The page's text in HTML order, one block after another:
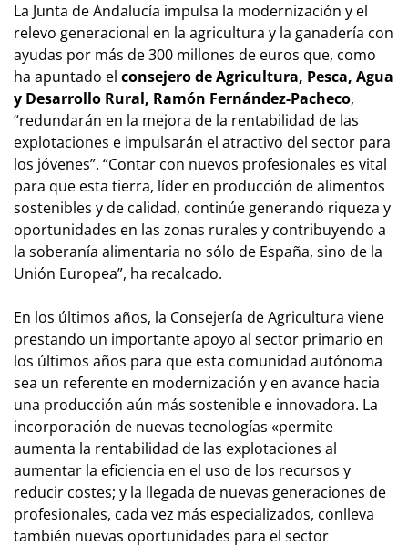
La Junta de Andalucía impulsa la modernización y el
relevo generacional en la agricultura y la ganadería con
ayudas por más de 300 millones de euros que, como
ha apuntado el consejero de Agricultura, Pesca, Agua
y Desarrollo Rural, Ramón Fernández-Pacheco,
“redundarán en la mejora de la rentabilidad de las
explotaciones e impulsarán el atractivo del sector para
los jóvenes”. “Contar con nuevos profesionales es vital
para que esta tierra, líder en producción de alimentos
sostenibles y de calidad, continúe generando riqueza y
oportunidades en las zonas rurales y contribuyendo a
la soberanía alimentaria no sólo de España, sino de la
Unión Europea”, ha recalcado.
En los últimos años, la Consejería de Agricultura viene
prestando un importante apoyo al sector primario en
los últimos años para que esta comunidad autónoma
sea un referente en modernización y en avance hacia
una producción aún más sostenible e innovadora. La
incorporación de nuevas tecnologías «permite
aumenta la rentabilidad de las explotaciones al
aumentar la eficiencia en el uso de los recursos y
reducir costes; y la llegada de nuevas generaciones de
profesionales, cada vez más especializados, conlleva
también nuevas oportunidades para el sector